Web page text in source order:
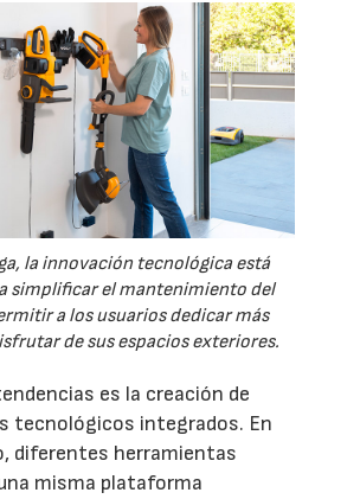
la innovación tecnológica está
simplificar el mantenimiento del
a los usuarios dedicar más
de sus espacios exteriores.
es la creación de
tecnológicos integrados. En
diferentes herramientas
misma plataforma